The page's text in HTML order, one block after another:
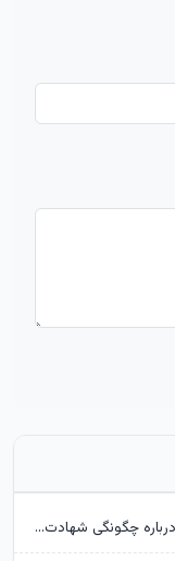
خانواده شهید لاریجانی: از اظهارات شتاب‌زده درباره چگونگی شهادت اجتناب کنید